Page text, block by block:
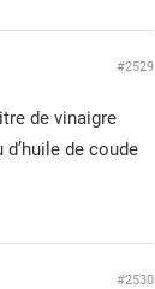
#2529
de vinaigre
de coude
#2530